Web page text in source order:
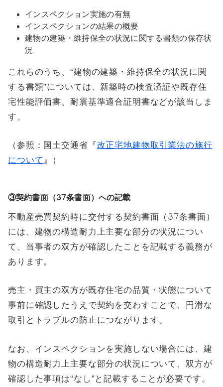
インスペクション実施の有無
インスペクションの結果の概要
建物の建築・維持保全の状況に関する書類の保存状
況
これらのうち、“建物の建築・維持保全の状況に関
する書類”については、新築時の検査済証や既存住
宅性能評価書、耐震基準適合証明書などが該当しま
す。
（参照：国土交通省『改正宅地建物取引業法の施行
について 』）
③契約書面（37条書面）への記載
不動産売買契約時に交付する契約書面（37条書面）
には、建物の構造耐力上主要な部分の状況につい
て、当事者の双方が確認したことを記載する義務が
あります。
売主・買主の双方が既存住宅の品質・状態について
事前に確認したうえで契約を交わすことで、円滑な
取引とトラブルの防止につながります。
なお、インスペクションを実施しない場合には、建
物の構造耐力上主要な部分の状況について、双方が
確認した事項は“なし”と記載することが必要です。